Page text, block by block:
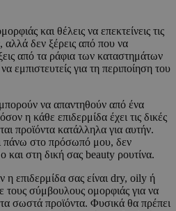
και θέλεις να επεκτείνεις τις
δεν ξέρεις από που να
από τα ράφια των καταστημάτων
εμπιστευτείς για τη περιποίηση του
να απαντηθούν από ένα
η κάθε επιδερμίδα έχει τις δικές
προϊόντα κατάλληλα για αυτήν.
πάνω στο πρόσωπό μου, δεν
και στη δική σας beauty ρουτίνα.
η επιδερμίδα σας είναι dry, oily ή
τους σύμβουλους ομορφιάς για να
σωστά προϊόντα. Φυσικά θα πρέπει